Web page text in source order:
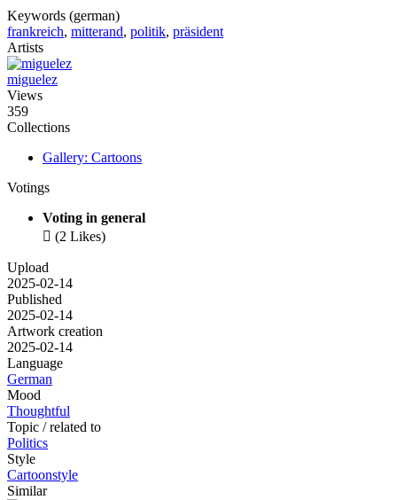
Keywords (german)
frankreich, mitterand, politik, präsident
Artists
miguelez
Views
359
Collections
Gallery: Cartoons
Votings
Voting in general
 (2 Likes)
Upload
2025-02-14
Published
2025-02-14
Artwork creation
2025-02-14
Language
German
Mood
Thoughtful
Topic / related to
Politics
Style
Cartoonstyle
Similar